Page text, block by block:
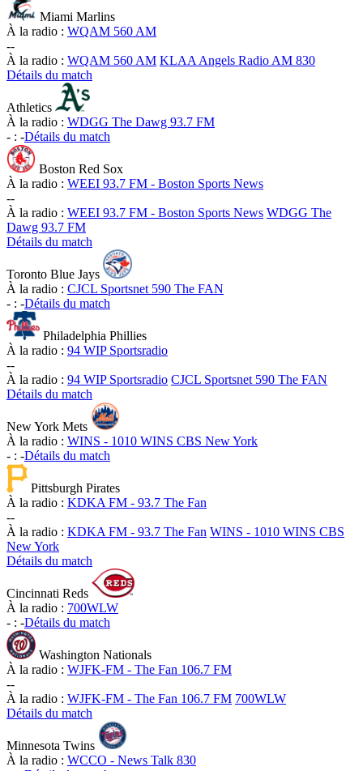
Miami Marlins
À la radio : WQAM 560 AM
--
À la radio : WQAM 560 AM KLAA Angels Radio AM 830
Détails du match
Athletics
À la radio : WDGG The Dawg 93.7 FM
- : -Détails du match
Boston Red Sox
À la radio : WEEI 93.7 FM - Boston Sports News
--
À la radio : WEEI 93.7 FM - Boston Sports News WDGG The
Dawg 93.7 FM
Détails du match
Toronto Blue Jays
À la radio : CJCL Sportsnet 590 The FAN
- : -Détails du match
Philadelphia Phillies
À la radio : 94 WIP Sportsradio
--
À la radio : 94 WIP Sportsradio CJCL Sportsnet 590 The FAN
Détails du match
New York Mets
À la radio : WINS - 1010 WINS CBS New York
- : -Détails du match
Pittsburgh Pirates
À la radio : KDKA FM - 93.7 The Fan
--
À la radio : KDKA FM - 93.7 The Fan WINS - 1010 WINS CBS
New York
Détails du match
Cincinnati Reds
À la radio : 700WLW
- : -Détails du match
Washington Nationals
À la radio : WJFK-FM - The Fan 106.7 FM
--
À la radio : WJFK-FM - The Fan 106.7 FM 700WLW
Détails du match
Minnesota Twins
À la radio : WCCO - News Talk 830